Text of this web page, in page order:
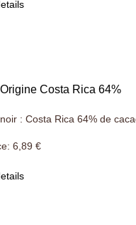
Costa Rica 64%
: Costa Rica 64% de
6,89 €